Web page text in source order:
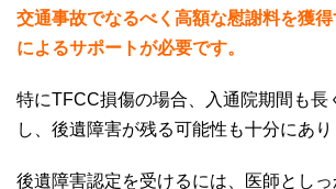
交通事故でなるべく高額な慰謝料を獲
によるサポートが必要です。
特にTFCC損傷の場合、入通院期間も長
し、後遺障害が残る可能性も十分にあり
後遺障害認定を受けるには、医師とし